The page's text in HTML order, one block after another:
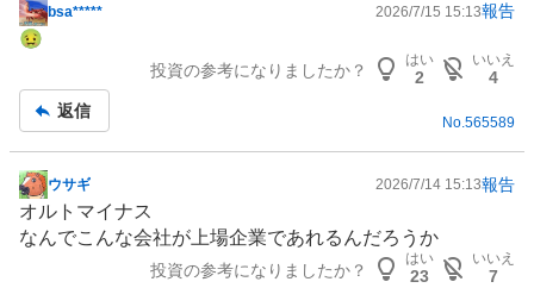
掲
示
事
bsa***** 2026/7/15 15:13報告
🤢
投資の参考になりましたか？
はい
2
いいえ
4
返信
No.565589
掲
示
板
ウサギ 2026/7/14 15:13報告
オルトマイナス
なんでこんな会社が上場企業であれるんだろうか
投資の参考になりましたか？
はい
23
いいえ
7